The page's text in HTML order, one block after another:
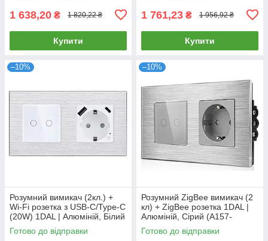
1 638,20 ₴ 1 820,22 ₴
Купити
1 761,23 ₴ 1 956,92 ₴
Купити
–10%
Розумний вимикач (2кл.) +
Wi-Fi розетка з USB-C/Type-C
(20W) 1DAL | Алюміній, Білий
(A157-GSW2G.WF-
STUTC.WF.WT)
Готово до відправки
–10%
Розумний ZigBee вимикач (2
кл) + ZigBee розетка 1DAL |
Алюміній, Сірий (A157-
GSW2G.ZB-ST.ZB.GR)
Готово до відправки